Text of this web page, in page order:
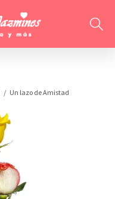
Un lazo de Amistad